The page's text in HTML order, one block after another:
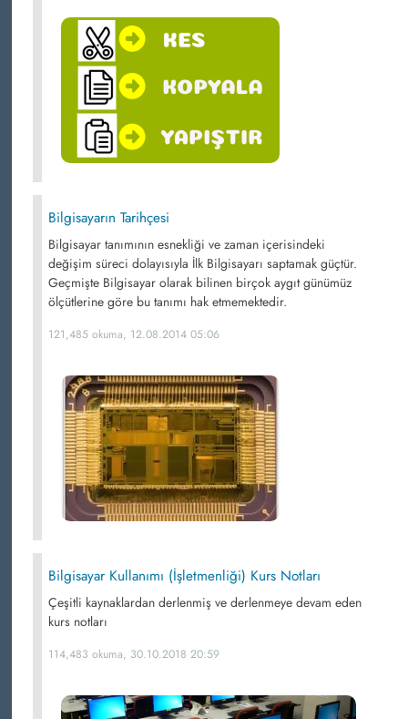
Bilgisayarın Tarihçesi
Bilgisayar tanımının esnekliği ve zaman içerisindeki
değişim süreci dolayısıyla İlk Bilgisayarı saptamak güçtür.
Geçmişte Bilgisayar olarak bilinen birçok aygıt günümüz
ölçütlerine göre bu tanımı hak etmemektedir.
121,485 okuma, 12.08.2014 05:06
Bilgisayar Kullanımı (İşletmenliği) Kurs Notları
Çeşitli kaynaklardan derlenmiş ve derlenmeye devam eden
kurs notları
114,483 okuma, 30.10.2018 20:59